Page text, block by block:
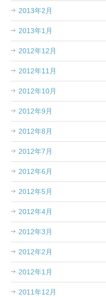
2013年2月
2013年1月
2012年12月
2012年11月
2012年10月
2012年9月
2012年8月
2012年7月
2012年6月
2012年5月
2012年4月
2012年3月
2012年2月
2012年1月
2011年12月